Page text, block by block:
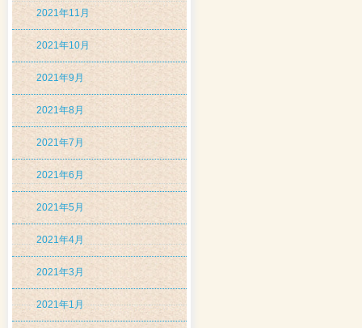
2021年11月
2021年10月
2021年9月
2021年8月
2021年7月
2021年6月
2021年5月
2021年4月
2021年3月
2021年1月